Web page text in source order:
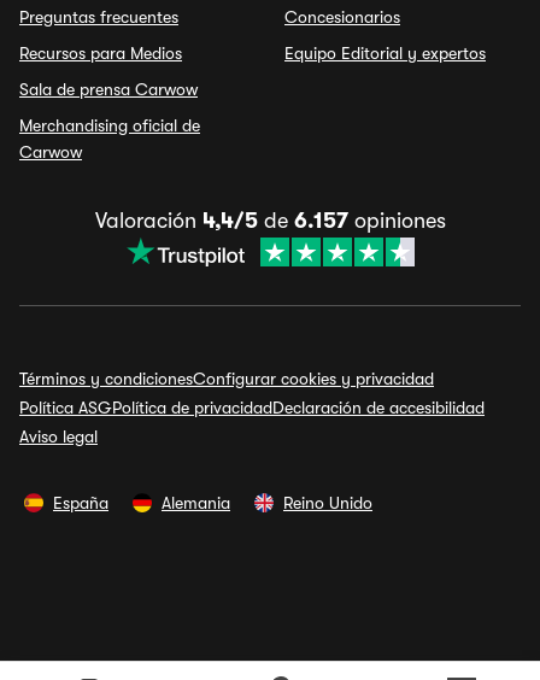
Preguntas frecuentes
Recursos para Medios
Sala de prensa Carwow
Merchandising oficial de
Carwow
Concesionarios
Equipo Editorial y expertos
Valoración 4,4/5de 6.157opiniones
Términos y condicionesConfigurar cookies y privacidad
Política ASGPolítica de privacidadDeclaración de accesibilidad
Aviso legal
España Alemania Reino Unido